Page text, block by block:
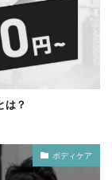
は？
ボディケア